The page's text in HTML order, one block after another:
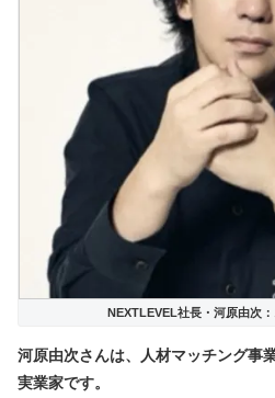
NEXTLEVEL社長・河原由次
河原由次さんは、人材マッチング事
実業家です。